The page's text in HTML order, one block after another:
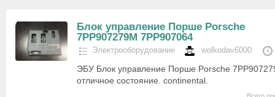
Блок управление Порше Porsche
7PP907279M 7PP907064
Электрооборудование wolkodav6000
ЭБУ Блок управление Порше Porsche
отличное состояние. continental.